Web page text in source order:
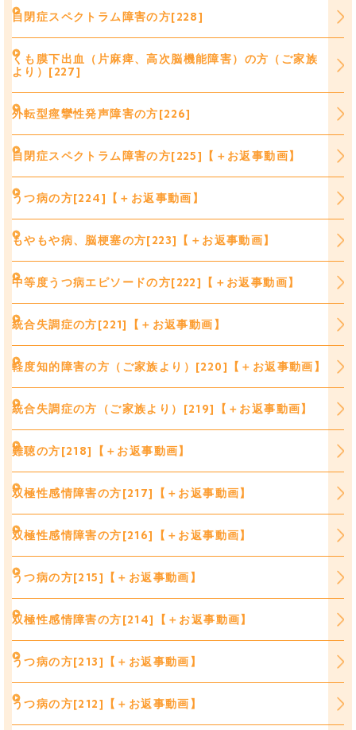
自閉症スペクトラム障害の方[228]
くも膜下出血（片麻痺、高次脳機能障害）の方（ご家族
より）[227]
外転型痙攣性発声障害の方[226]
自閉症スペクトラム障害の方[225]【＋お返事動画】
うつ病の方[224]【＋お返事動画】
もやもや病、脳梗塞の方[223]【＋お返事動画】
中等度うつ病エピソードの方[222]【＋お返事動画】
統合失調症の方[221]【＋お返事動画】
軽度知的障害の方（ご家族より）[220]【＋お返事動画】
統合失調症の方（ご家族より）[219]【＋お返事動画】
難聴の方[218]【＋お返事動画】
双極性感情障害の方[217]【＋お返事動画】
双極性感情障害の方[216]【＋お返事動画】
うつ病の方[215]【＋お返事動画】
双極性感情障害の方[214]【＋お返事動画】
うつ病の方[213]【＋お返事動画】
うつ病の方[212]【＋お返事動画】